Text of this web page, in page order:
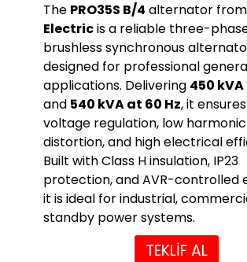
The PRO35S B/4 alternator from
Electricis a reliable three-
brushless synchronous
designed for professional
applications. Delivering 450
and 540 kVA at 60 Hz, it
voltage regulation, low harmonic
distortion, and high electrical
Built with Class H insulation, IP23
protection, and AVR-controlled
it is ideal for industrial,
standby power systems.
TEKLİF AL